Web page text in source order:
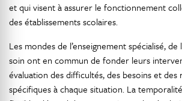
et qui visent à assurer le fonctionnement
des établissements scolaires.
Les mondes de l’enseignement spécialisé,
soin ont en commun de fonder leurs
évaluation des difficultés, des besoins et des
spécifiques à chaque situation. La